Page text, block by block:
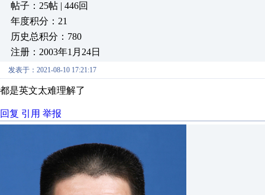
帖子：25帖 | 446回
年度积分：21
历史总积分：780
注册：2003年1月24日
发表于：2021-08-10 17:21:17
都是英文太难理解了
回复 引用 举报